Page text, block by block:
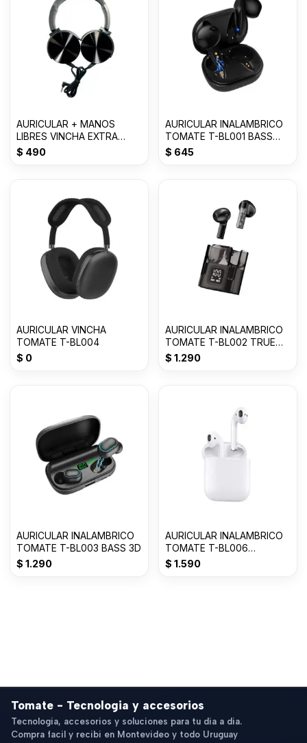
AURICULAR + MANOS
LIBRES VINCHA EXTRA
BASS 3.0mm MDR-
$ 490
AURICULAR INALAMBRICO
TOMATE T-BL001 BASS
Con 50% OFF
$ 645
AURICULAR VINCHA
TOMATE T-BL004
$ 0
AURICULAR INALAMBRICO
TOMATE T-BL002 TRUE
WIRELESS
$ 1.290
AURICULAR INALAMBRICO
TOMATE T-BL003 BASS 3D
$ 1.290
AURICULAR INALAMBRICO
TOMATE T-BL006
AIRPODS 2da GENERACION
$ 1.590
Tomate - Tecnologia y accesorios
Tecnologia, accesorios y soluciones para tu dia a dia.
Compra facil y recibi en Montevideo y todo Uruguay